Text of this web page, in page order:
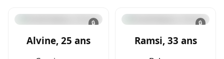
🔒
Alvine, 25 ans
🔒
Ramsi, 33 ans